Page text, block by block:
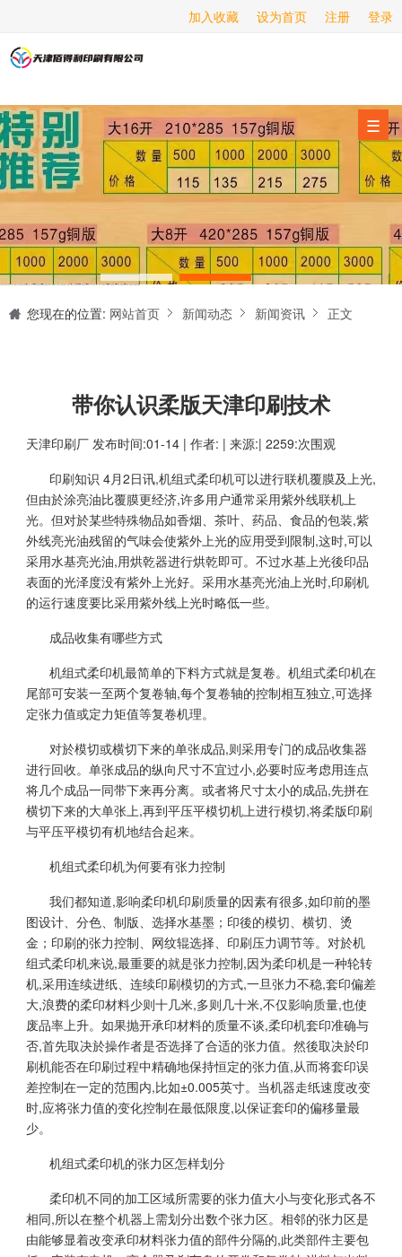
登录
注册
设为首页
加入收藏
☰
海报印刷
服务项目
经营范围
设备展示
新闻动态
关于我们
联系我们
您现在的位置: 网站首页 新闻动态 新闻资讯 正文
带你认识柔版天津印刷技术
天津印刷厂 发布时间:01-14 | 作者: | 来源:| 2259:次围观
印刷知识 4月2日讯,机组式柔印机可以进行联机覆膜及上光,
但由於涂亮油比覆膜更经济,许多用户通常采用紫外线联机上
光。但对於某些特殊物品如香烟、茶叶、药品、食品的包装,紫
外线亮光油残留的气味会使紫外上光的应用受到限制,这时,可以
采用水基亮光油,用烘乾器进行烘乾即可。不过水基上光後印品
表面的光泽度没有紫外上光好。采用水基亮光油上光时,印刷机
的运行速度要比采用紫外线上光时略低一些。
成品收集有哪些方式
机组式柔印机最简单的下料方式就是复卷。机组式柔印机在
尾部可安装一至两个复卷轴,每个复卷轴的控制相互独立,可选择
定张力值或定力矩值等复卷机理。
对於模切或横切下来的单张成品,则采用专门的成品收集器
进行回收。单张成品的纵向尺寸不宜过小,必要时应考虑用连点
将几个成品一同带下来再分离。或者将尺寸太小的成品,先拼在
横切下来的大单张上,再到平压平模切机上进行模切,将柔版印刷
与平压平模切有机地结合起来。
机组式柔印机为何要有张力控制
我们都知道,影响柔印机印刷质量的因素有很多,如印前的墨
图设计、分色、制版、选择水基墨；印後的模切、横切、烫
金；印刷的张力控制、网纹辊选择、印刷压力调节等。对於机
组式柔印机来说,最重要的就是张力控制,因为柔印机是一种轮转
机,采用连续进纸、连续印刷模切的方式,一旦张力不稳,套印偏差
大,浪费的柔印材料少则十几米,多则几十米,不仅影响质量,也使
废品率上升。如果抛开承印材料的质量不谈,柔印机套印准确与
否,首先取决於操作者是否选择了合适的张力值。然後取决於印
刷机能否在印刷过程中精确地保持恒定的张力值,从而将套印误
差控制在一定的范围内,比如±0.005英寸。当机器走纸速度改变
时,应将张力值的变化控制在最低限度,以保证套印的偏移量最
少。
机组式柔印机的张力区怎样划分
柔印机不同的加工区域所需要的张力值大小与变化形式各不
相同,所以在整个机器上需划分出数个张力区。相邻的张力区是
由能够显着改变承印材料张力值的部件分隔的,此类部件主要包